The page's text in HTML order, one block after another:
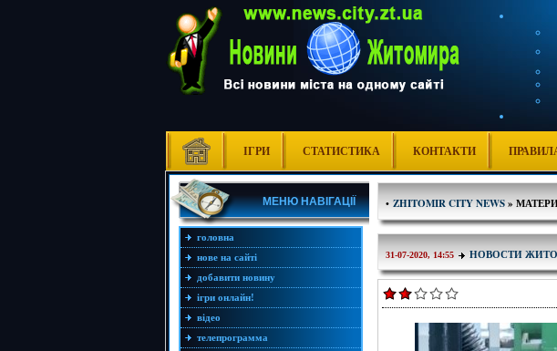
ІГРИ СТАТИСТИКА КОНТАКТИ
МЕНЮ НАВІГАЦІЇ
головна
нове на сайті
добавити новину
ігри онлайн!
відео
телепрограмма
• ZHITOMIR CITY NEWS»
31-07-2020, 14:55 НОВОСТИ